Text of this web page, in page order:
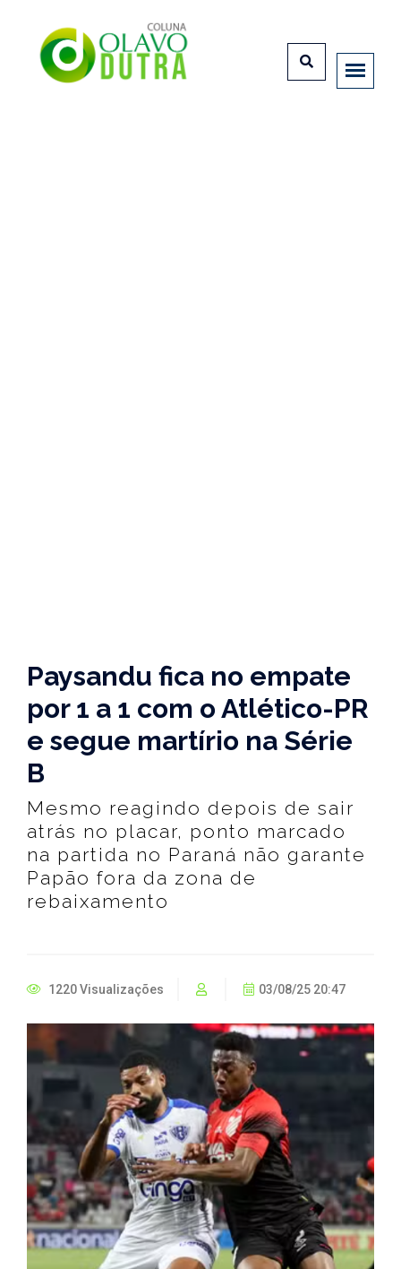
Paysandu fica no empate
por 1 a 1 com o Atlético-PR
e segue martírio na Série
B
Mesmo reagindo depois de sair
atrás no placar, ponto marcado
na partida no Paraná não garante
Papão fora da zona de
rebaixamento
1220 Visualizações 03/08/25 20:47